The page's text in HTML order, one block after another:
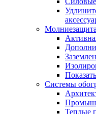
Молниезащита
Системы
Теплые